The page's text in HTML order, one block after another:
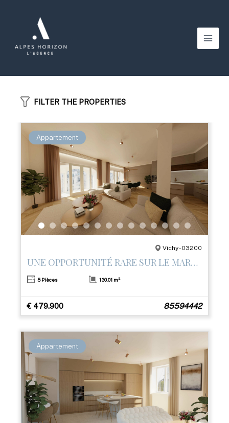
Main
FILTER THE PROPERTIES
Appartement
Vichy - 03200
UNE OPPORTUNITÉ RARE SUR LE MARCHÉ
5 Pièces 130.01 m²
€ 479.900 85594442
Appartement